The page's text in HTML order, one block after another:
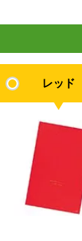
レッド